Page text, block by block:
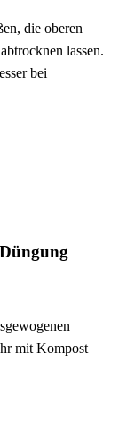
die oberen
lassen.
bei
Düngung
mit Kompost